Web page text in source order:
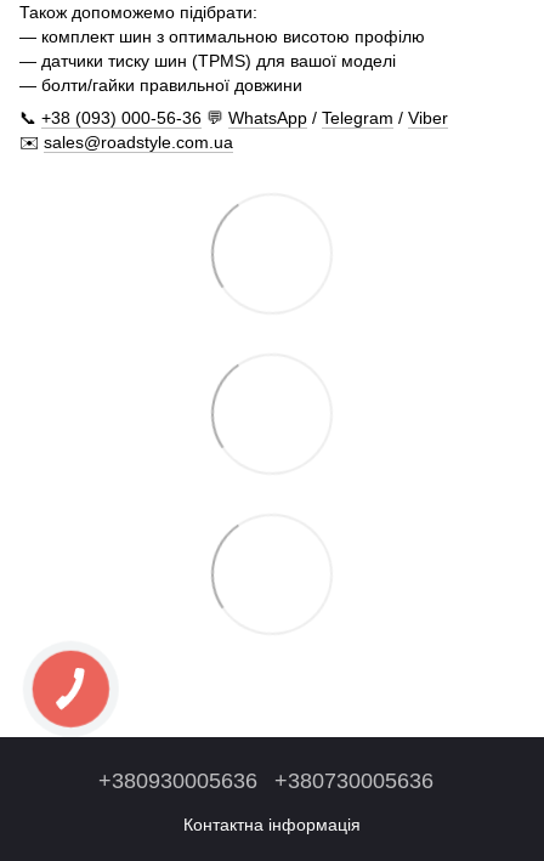
Також допоможемо підібрати:
— комплект шин з оптимальною висотою профілю
— датчики тиску шин (TPMS) для вашої моделі
— болти/гайки правильної довжини
📞 +38 (093) 000-56-36 💬 WhatsApp / Telegram / Viber
✉️ sales@roadstyle.com.ua
+380930005636 +380730005636
Контактна інформація